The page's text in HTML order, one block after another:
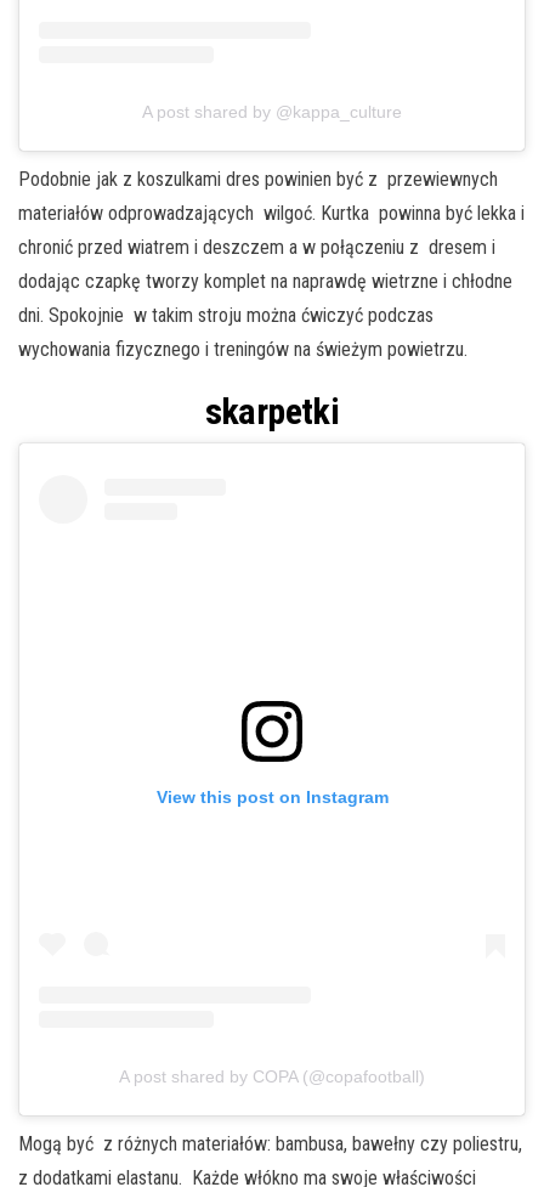
A post shared by @kappa_culture
Podobnie jak z koszulkami dres powinien być z przewiewnych
materiałów odprowadzających wilgoć. Kurtka powinna być lekka i
chronić przed wiatrem i deszczem a w połączeniu z dresem i
dodając czapkę tworzy komplet na naprawdę wietrzne i chłodne
dni. Spokojnie w takim stroju można ćwiczyć podczas
wychowania fizycznego i treningów na świeżym powietrzu.
skarpetki
View this post on Instagram
A post shared by COPA (@copafootball)
Mogą być z różnych materiałów: bambusa, bawełny czy poliestru,
z dodatkami elastanu. Każde włókno ma swoje właściwości